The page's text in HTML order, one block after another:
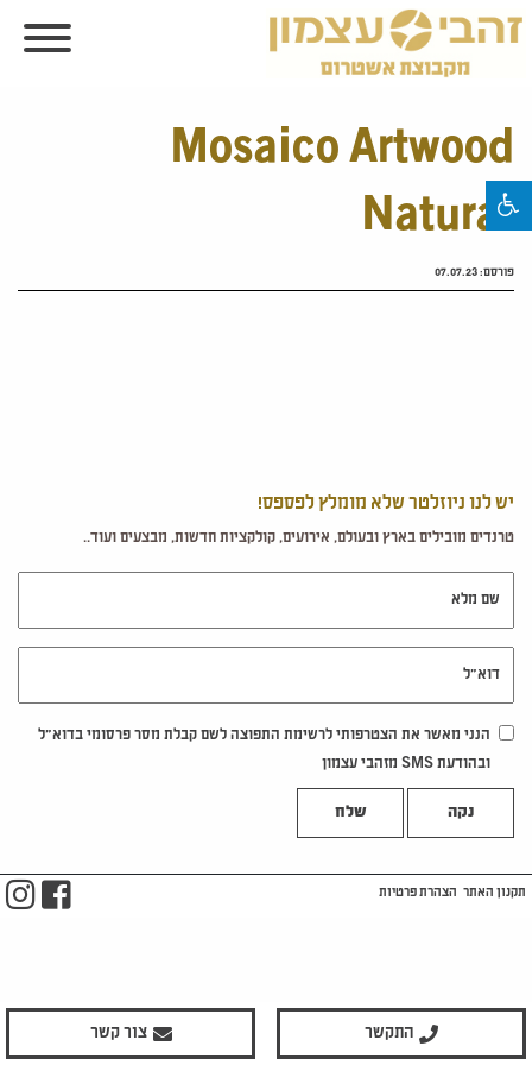
Mosaico Artwood
Natural
פורסם:07.07.23
יש לנו ניוזלטר שלא מומלץ לפספס!
טרנדים מובילים בארץ ובעולם, אירועים, קולקציות חדשות, מבצעים ועוד..
הנני מאשר את הצטרפותי לרשימת התפוצה לשם קבלת מסר פרסומי בדוא"ל
ובהודעת SMS מזהבי עצמון
נקה
התקשר צור קשר
תקנון האתר הצהרת פרטיות